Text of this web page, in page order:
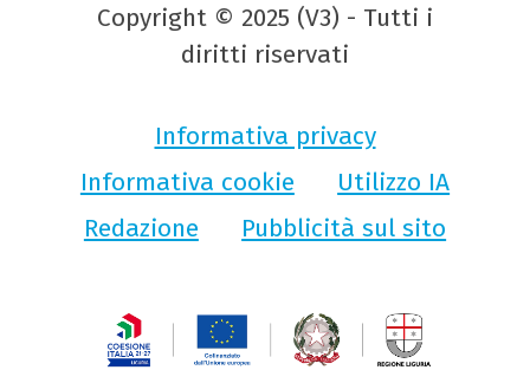
Copyright © 2025 (V3) - Tutti i
diritti riservati
Informativa privacy
Informativa cookie
Utilizzo IA
Redazione
Pubblicità sul sito